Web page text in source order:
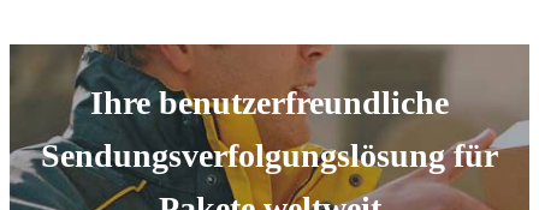
Ihre benutzerfreundliche
Sendungsverfolgungslösung für